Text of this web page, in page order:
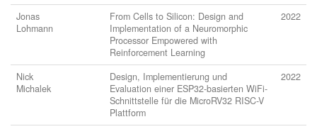
Jonas
Lohmann
From Cells to Silicon: Design and
Implementation of a Neuromorphic
Processor Empowered with
Reinforcement Learning
2022
Nick
Michalek
Design, Implementierung und
Evaluation einer ESP32-basierten WiFi-
Schnittstelle für die MicroRV32 RISC-V
Plattform
2022